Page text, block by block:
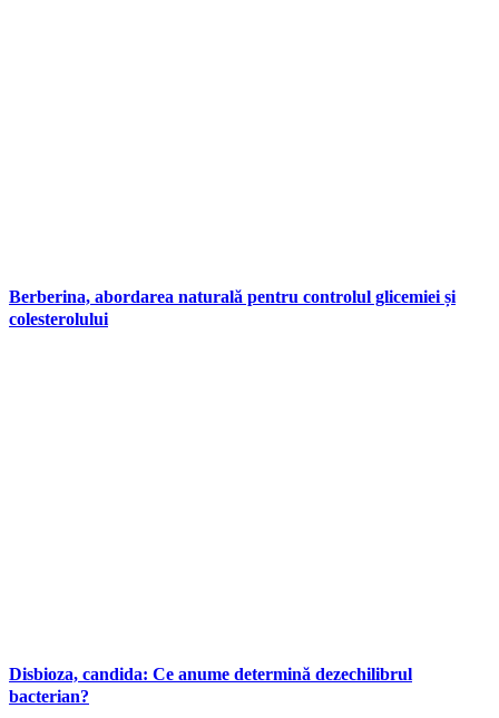
Berberina, abordarea naturală pentru controlul glicemiei și
colesterolului
Disbioza, candida: Ce anume determină dezechilibrul
bacterian?